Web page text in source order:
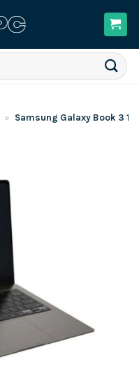
» Samsung Galaxy Book 3